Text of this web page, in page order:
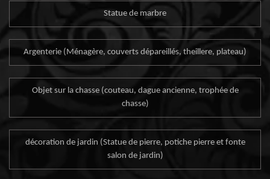
Statue de marbre
Argenterie (Ménagère, couverts dépareillés, theillere, plateau)
Objet sur la chasse (couteau, dague ancienne, trophée de
chasse)
décoration de jardin (Statue de pierre, potiche pierre et fonte
salon de jardin)